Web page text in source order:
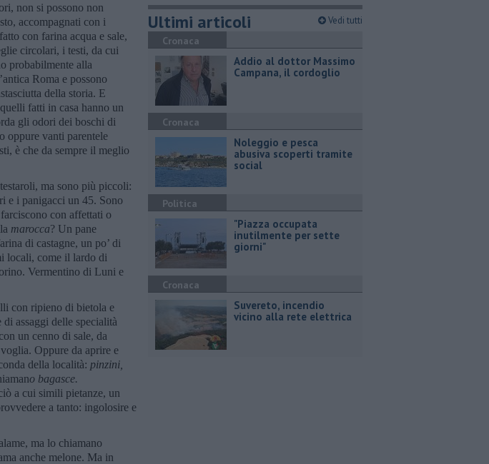
non si possono non
accompagnati con i
con farina acqua e sale,
circolari, i testi, da cui
probabilmente alla
Roma e possono
della storia. E
fatti in casa hanno un
gli odori dei boschi di
oppure vanti parentele
è che da sempre il meglio
ma sono più piccoli:
e i panigacci un 45. Sono
con affettati o
marocca? Un pane
di castagne, un po’ di
locali, come il lardo di
Vermentino di Luni e
con ripieno di bietola e
assaggi delle specialità
un cenno di sale, da
Oppure da aprire e
della località: pinzini,
o bagasce.
a cui simili pietanze, un
a tanto: ingolosire e
ma lo chiamano
anche melone. Ma in
Ultimi articoli Vedi tutti
Cronaca
Addio al dottor Massimo
Campana, il cordoglio
Cronaca
Noleggio e pesca
abusiva scoperti tramite
social
Politica
"Piazza occupata
inutilmente per sette
giorni"
Cronaca
Suvereto, incendio
vicino alla rete elettrica